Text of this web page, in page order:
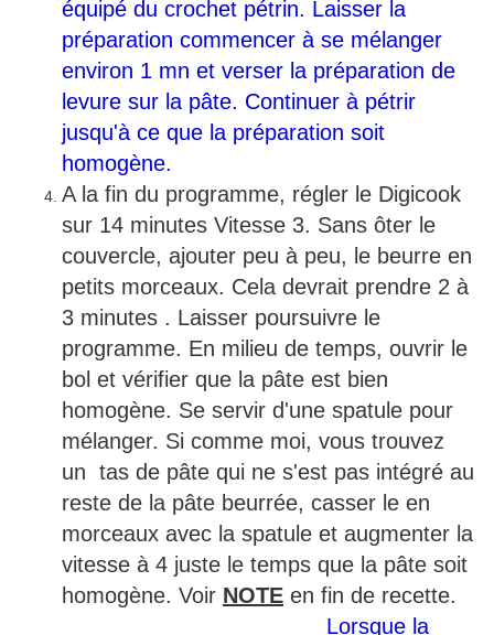
équipé du crochet pétrin. Laisser la
préparation commencer à se mélanger
environ 1 mn et verser la préparation de
levure sur la pâte. Continuer à pétrir
jusqu'à ce que la préparation soit
homogène.
A la fin du programme, régler le Digicook
sur 14 minutes Vitesse 3. Sans ôter le
couvercle, ajouter peu à peu, le beurre en
petits morceaux. Cela devrait prendre 2 à
3 minutes . Laisser poursuivre le
programme. En milieu de temps, ouvrir le
bol et vérifier que la pâte est bien
homogène. Se servir d'une spatule pour
mélanger. Si comme moi, vous trouvez
un tas de pâte qui ne s'est pas intégré au
reste de la pâte beurrée, casser le en
morceaux avec la spatule et augmenter la
vitesse à 4 juste le temps que la pâte soit
homogène. Voir NOTE en fin de recette.
Lorsque la